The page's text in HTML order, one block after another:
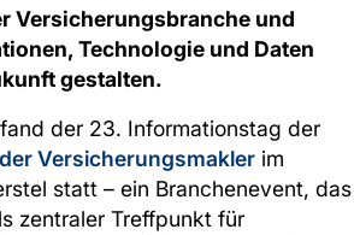
Versicherungsbranche und
Technologie und Daten
gestalten.
der 23. Informationstag der
Versicherungsmakler im
statt – ein Branchenevent, das
zentraler Treffpunkt für